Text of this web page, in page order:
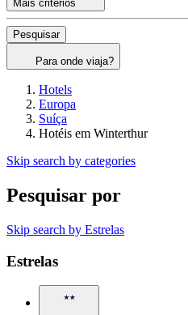
Mais critérios
Pesquisar
Para onde viaja?
Hotels
Europa
Suíça
Hotéis em Winterthur
Skip search by categories
Pesquisar por
Skip search by Estrelas
Estrelas